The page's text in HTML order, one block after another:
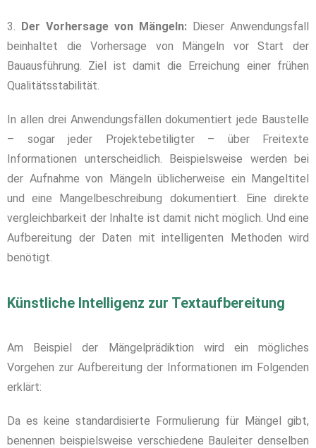
3. Der Vorhersage von Mängeln: Dieser Anwendungsfall
beinhaltet die Vorhersage von Mängeln vor Start der
Bauausführung. Ziel ist damit die Erreichung einer frühen
Qualitätsstabilität.
In allen drei Anwendungsfällen dokumentiert jede Baustelle
– sogar jeder Projektebetiligter – über Freitexte
Informationen unterscheidlich. Beispielsweise werden bei
der Aufnahme von Mängeln üblicherweise ein Mangeltitel
und eine Mangelbeschreibung dokumentiert. Eine direkte
vergleichbarkeit der Inhalte ist damit nicht möglich. Und eine
Aufbereitung der Daten mit intelligenten Methoden wird
benötigt.
Künstliche Intelligenz zur Textaufbereitung
Am Beispiel der Mängelprädiktion wird ein mögliches
Vorgehen zur Aufbereitung der Informationen im Folgenden
erklärt:
Da es keine standardisierte Formulierung für Mängel gibt,
benennen beispielsweise verschiedene Bauleiter denselben